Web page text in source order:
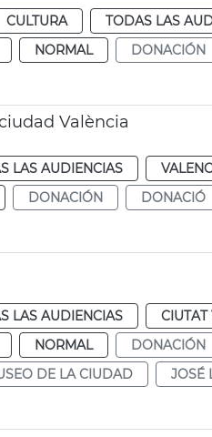
CULTURA
TODAS LAS
NORMAL
DONACIÓN
València
LAS AUDIENCIAS
DONACIÓN DONACIÓ
LAS AUDIENCIAS
CIUTAT
NORMAL
DONACIÓN
DE LA CIUDAD
JOSÉ